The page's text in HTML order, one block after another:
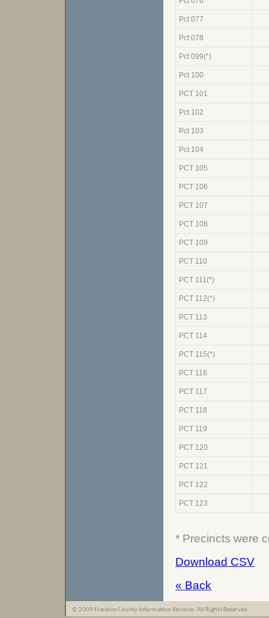
Pct 077
Pct 078
Pct 099(*)
Pct 100
PCT 101
Pct 102
Pct 103
Pct 104
PCT 105
PCT 106
PCT 107
PCT 108
PCT 109
PCT 110
PCT 111(*)
PCT 112(*)
PCT 113
PCT 114
PCT 115(*)
PCT 116
PCT 117
PCT 118
PCT 119
PCT 120
PCT 121
PCT 122
PCT 123
* Precincts were
Download CSV
« Back
© 2009 Franklin County Information Services. All Rights Reserved.